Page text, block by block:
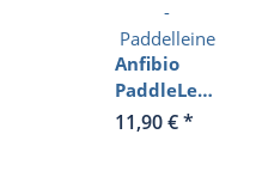
Anfibio
PaddleLeash
-11,90 €*